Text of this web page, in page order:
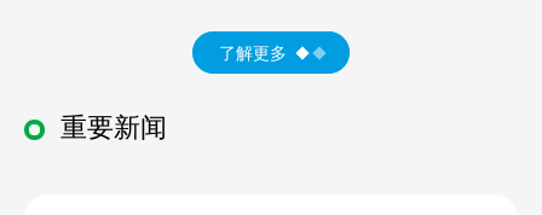
了解更多
重要新闻